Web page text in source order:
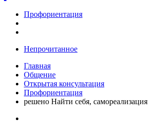
Профориентация
Непрочитанное
Главная
Общение
Открытая консультация
Профориентация
решено Найти себя, самореализация